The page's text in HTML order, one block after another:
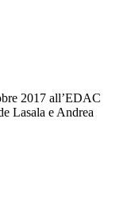
2017 all’EDAC
Lasala e Andrea